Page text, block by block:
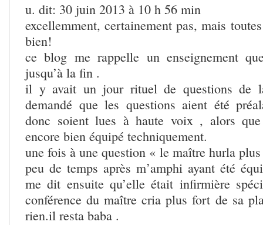
u. dit: 30 juin 2013 à 10 h 56 min
excellemment, certainement pas, mais
bien!
ce blog me rappelle un enseignement
jusqu’à la fin .
il y avait un jour rituel de questions de
demandé que les questions aient été
donc soient lues à haute voix , alors que
encore bien équipé techniquement.
une fois à une question « le maître hurla
peu de temps après m’amphi ayant été
me dit ensuite qu’elle était infirmière
conférence du maître cria plus fort de sa
rien.il resta baba .